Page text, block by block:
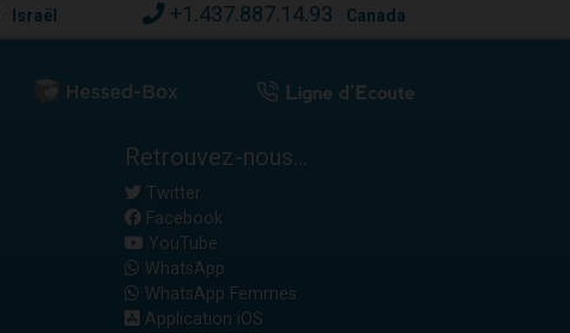
Israël +1.437.887.14.93 Canada
Retrouvez-nous...
Twitter
Facebook
YouTube
WhatsApp
WhatsApp Femmes
Application iOS